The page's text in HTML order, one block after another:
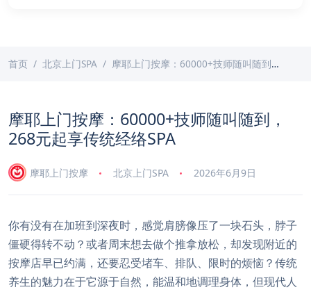
首页 北京上门SPA 摩耶上门按摩：60000+技师随叫随到，268元起享传统经络SPA
摩耶上门按摩：60000+技师随叫随到，
268元起享传统经络SPA
摩耶上门按摩 北京上门SPA 2026年6月9日
你有没有在加班到深夜时，感觉肩膀像压了一块石头，脖子
僵硬得转不动？或者周末想去做个推拿放松，却发现附近的
按摩店早已约满，还要忍受堵车、排队、限时的烦恼？传统
养生的魅力在于它源于自然，能温和地调理身体，但现代人